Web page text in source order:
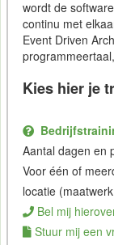
wordt de
continu met
Event Driven
Kies hier je
Aantal dagen en
Voor één of
locatie
Bel mij
Stuur mij een